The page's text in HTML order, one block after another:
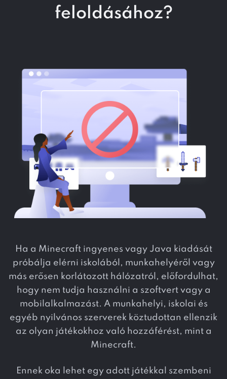
feloldásához?
Ha a Minecraft ingyenes vagy Java kiadását
próbálja elérni iskolából, munkahelyéről vagy
más erősen korlátozott hálózatról, előfordulhat,
hogy nem tudja használni a szoftvert vagy a
mobilalkalmazást. A munkahelyi, iskolai és
egyéb nyilvános szerverek köztudottan ellenzik
az olyan játékokhoz való hozzáférést, mint a
Minecraft.
Ennek oka lehet egy adott játékkal szembeni